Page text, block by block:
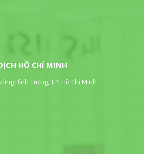
HỒ CHÍ MINH
Bình Trưng, TP. Hồ Chí Minh